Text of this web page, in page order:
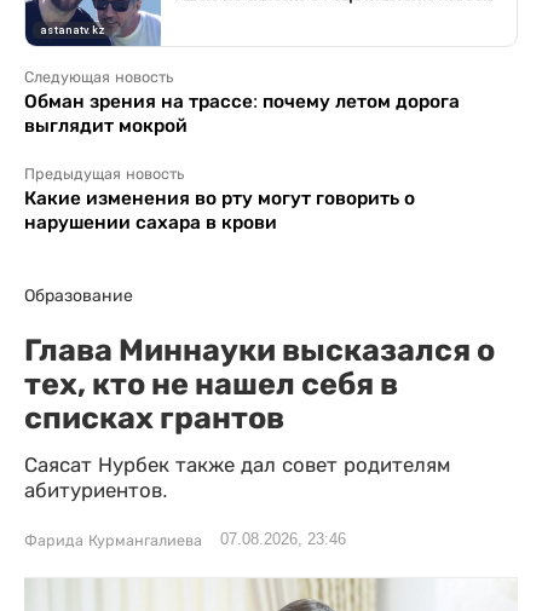
Следующая новость
Обман зрения на трассе: почему летом дорога
выглядит мокрой
Предыдущая новость
Какие изменения во рту могут говорить о
нарушении сахара в крови
Образование
Глава Миннауки высказался о
тех, кто не нашел себя в
списках грантов
Саясат Нурбек также дал совет родителям
абитуриентов.
Фарида Курмангалиева 07.08.2026, 23:46